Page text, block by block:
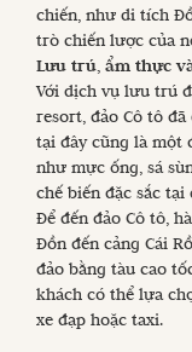
chiến, như di tích
trò chiến lược của
Lưu trú, ẩm thực
Với dịch vụ lưu trú
resort, đảo Cô tô
tại đây cũng là một
như mực ống, sá
chế biến đặc sắc
Để đến đảo Cô tô,
Đồn đến cảng Cái
đảo bằng tàu cao
khách có thể lựa
xe đạp hoặc taxi.